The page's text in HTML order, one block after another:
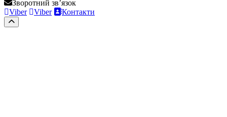
Зворотний зв’язок
Viber
Viber Контакти